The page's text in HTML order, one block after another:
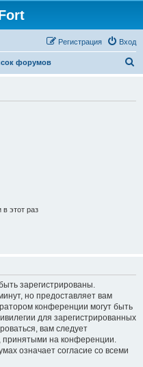
Вход
Регистрация
форумов
этот раз
зарегистрированы.
но предоставляет вам
конференции могут быть
для зарегистрированных
вам следует
принятыми на конференции.
означает согласие со всеми